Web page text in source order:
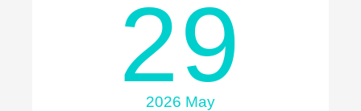
29
2026 May